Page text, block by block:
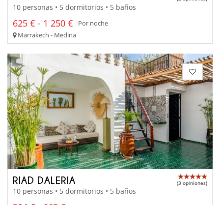
10 personas • 5 dormitorios • 5 baños
625 € - 1 250 €
Por noche
Marrakech - Medina
RIAD DALERIA (3 opiniones)
10 personas • 5 dormitorios • 5 baños